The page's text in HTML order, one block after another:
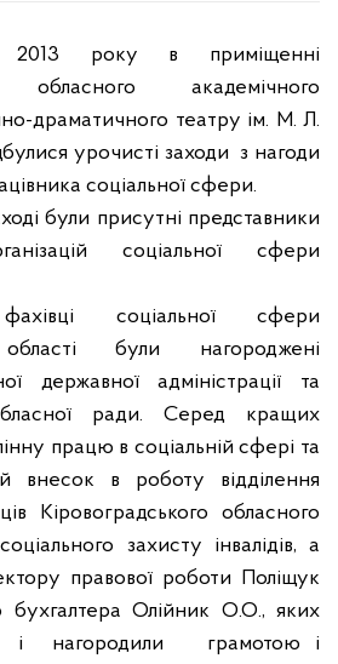
2013 року в приміщенні
обласного академічного
драматичного театру ім. М. Л.
урочисті заходи з нагоди
соціальної сфери.
були присутні представники
соціальної сфери
соціальної сфери
області були нагороджені
державної адміністрації та
ради. Серед кращих
працю в соціальній сфері та
внесок в роботу відділення
Кіровоградського обласного
захисту інвалідів, а
правової роботи Поліщук
бухгалтера Олійник О.О., яких
і нагородили
грамотою і